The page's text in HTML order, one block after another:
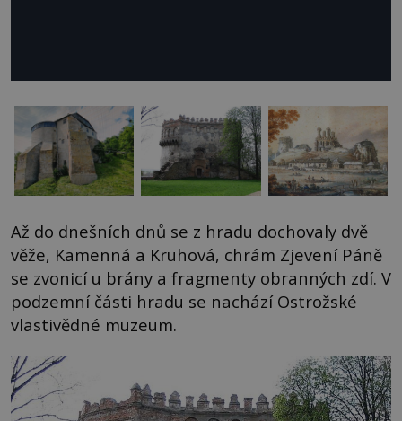
Až do dnešních dnů se z hradu dochovaly dvě
věže, Kamenná a Kruhová, chrám Zjevení Páně
se zvonicí u brány a fragmenty obranných zdí. V
podzemní části hradu se nachází Ostrožské
vlastivědné muzeum.